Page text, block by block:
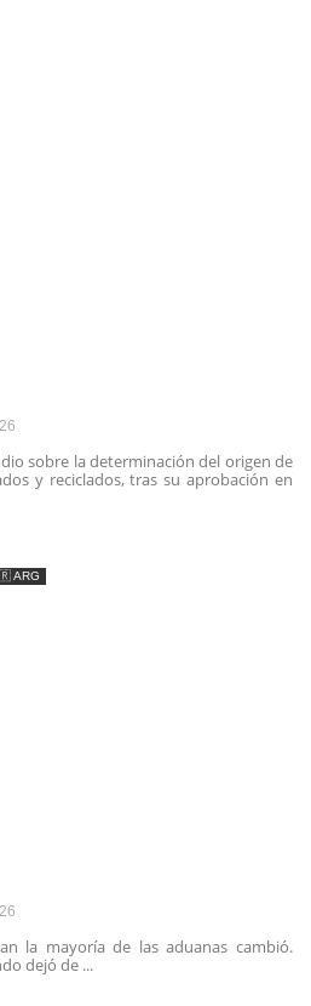
sobre la determinación del origen de
y reciclados, tras su aprobación en
ARG
la mayoría de las aduanas cambió.
dejó de ...